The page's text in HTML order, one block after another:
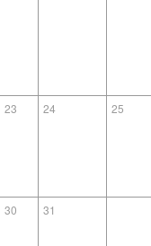
23 24 25
30 31